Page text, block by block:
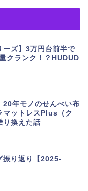
ーズ】3万円台前半で
クランク！？HUDUD
20年モノのせんべい布
マットレスPlus（ク
り換えた話
振り返り【2025-